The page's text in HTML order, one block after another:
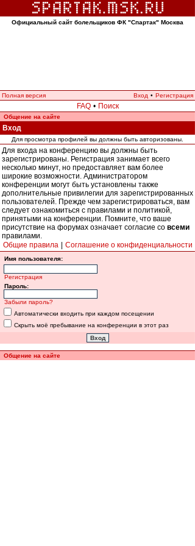
Официальный сайт болельщиков ФК "Спартак" Москва
Полная версия Вход • Регистрация
FAQ • Поиск
Общение на сайте
Вход
Для просмотра профилей вы должны быть авторизованы.
Для входа на конференцию вы должны быть
зарегистрированы. Регистрация занимает всего
несколько минут, но предоставляет вам более
широкие возможности. Администратором
конференции могут быть установлены также
дополнительные привилегии для зарегистрированных
пользователей. Прежде чем зарегистрироваться, вам
следует ознакомиться с правилами и политикой,
принятыми на конференции. Помните, что ваше
присутствие на форумах означает согласие со всеми
правилами.
Общие правила
Соглашение о конфиденциальности
Имя пользователя:
Регистрация
Пароль:
Забыли пароль?
Автоматически входить при каждом посещении
Скрыть моё пребывание на конференции в этот раз
Общение на сайте